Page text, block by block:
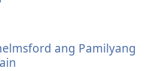
ang Pamilyang